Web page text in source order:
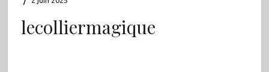
lecolliermagique